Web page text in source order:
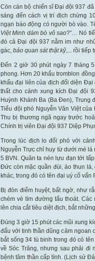
Còn cán bộ chiến sĩ Đại đội 937
sáng đến cách vị trí địch chừng
ngạn báo động có người bò vào.
Việt Minh dám bò vô sao?”… Nó
đó cả Đại đội 937 nằm im như
gác, bảo quan sát thật kỹ,... rồi tiếp
Đến 2 giờ 30 phút ngày 7 tháng
phong. Hơn 20 khẩu tromblon
khẩu đại liên của địch đối diện
thất cho cánh xung kích Đại đội
Huỳnh Khánh Ba (Ba Đen), Trung
Tiểu đội phó Nguyễn Văn Việt
Thu bị thương ngã ngay trước
Chính trị viên Đại đội 937 Diệp
Trong lúc địch lo đối phó với
Nguyễn Trực chỉ huy từ dưới mé
5 BVN. Quân ta nén lựu đạn tới
Đức còn mặc quần đùi, áo thun
khác, trong đó có tên đại uý cố
Bị đòn điểm huyệt, bất ngờ, như
chém vè tìm đường tẩu thoát.
lên chia cắt tiêu diệt địch, bắt
Đúng 3 giờ 15 phút các mũi xung
đấu với tinh thần dũng cảm ngoan
bắt sống 34 tù binh trong đó có
về Sóc Trăng, nhưng sau phải đi
bệnh tâm thần cấp tính. (Lịch sử